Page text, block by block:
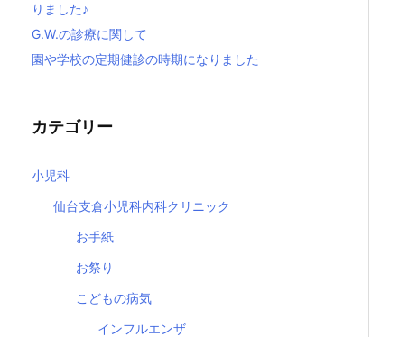
りました♪
G.W.の診療に関して
園や学校の定期健診の時期になりました
カテゴリー
小児科
仙台支倉小児科内科クリニック
お手紙
お祭り
こどもの病気
インフルエンザ